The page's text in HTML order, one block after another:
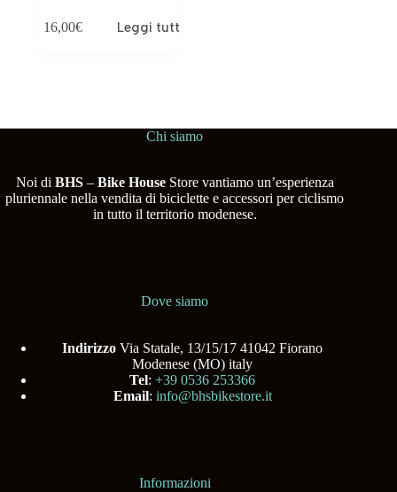
16,00€ Leggi tutto
Chi siamo
Noi di BHS– Bike HouseStore vantiamo un’esperienza
pluriennale nella vendita di biciclette e accessori per ciclismo
in tutto il territorio modenese.
Dove siamo
Indirizzo Via Statale, 13/15/17 41042 Fiorano
Modenese (MO) italy
Tel:+39 0536 253366
Email: info@bhsbikestore.it
Informazioni